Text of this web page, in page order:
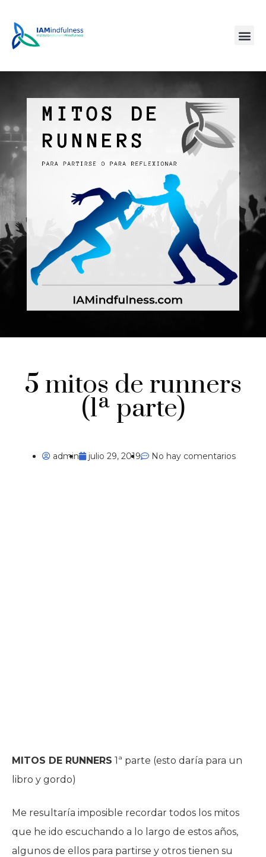
5 mitos de runners
(1ª parte)
admin julio 29, 2019 No hay comentarios
MITOS DE RUNNERS 1ª parte (esto daría para un
libro y gordo)
Me resultaría imposible recordar todos los mitos
que he ido escuchando a lo largo de estos años,
algunos de ellos para partirse y otros tienen su